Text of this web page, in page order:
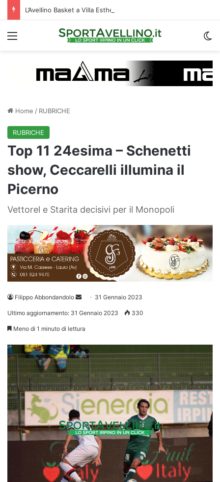
Menu
Home / RUBRICHE
RUBRICHE
Top 11 24esima – Schenetti
show, Ceccarelli illumina il
Picerno
Vettorel e Starita decisivi per il Monopoli
Filippo Abbondandolo
Invia 31 Gennaio 2023
Ultimo aggiornamento: 31 Gennaio 2023 330
Meno di 1 minuto di lettura